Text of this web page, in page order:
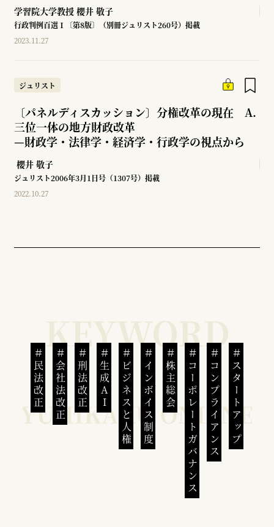
学習院大学教授 櫻井 敬子
行政判例百選Ⅰ〔第8版〕（別冊ジュリスト260号）掲載
2023.11.27
ジュリスト
〔パネルディスカッション〕分権改革の現在 A.
三位一体の地方財政改革
—財政学・法律学・経済学・行政学の視点から
櫻井 敬子
ジュリスト2006年3月1日号（1307号）掲載
2022.10.27
民法改正 会社法改正 刑法改正 生成AI ビジネスと人権インボイス制度 株主総会 コーポレートガバナンスコンプライアンススタートアップ